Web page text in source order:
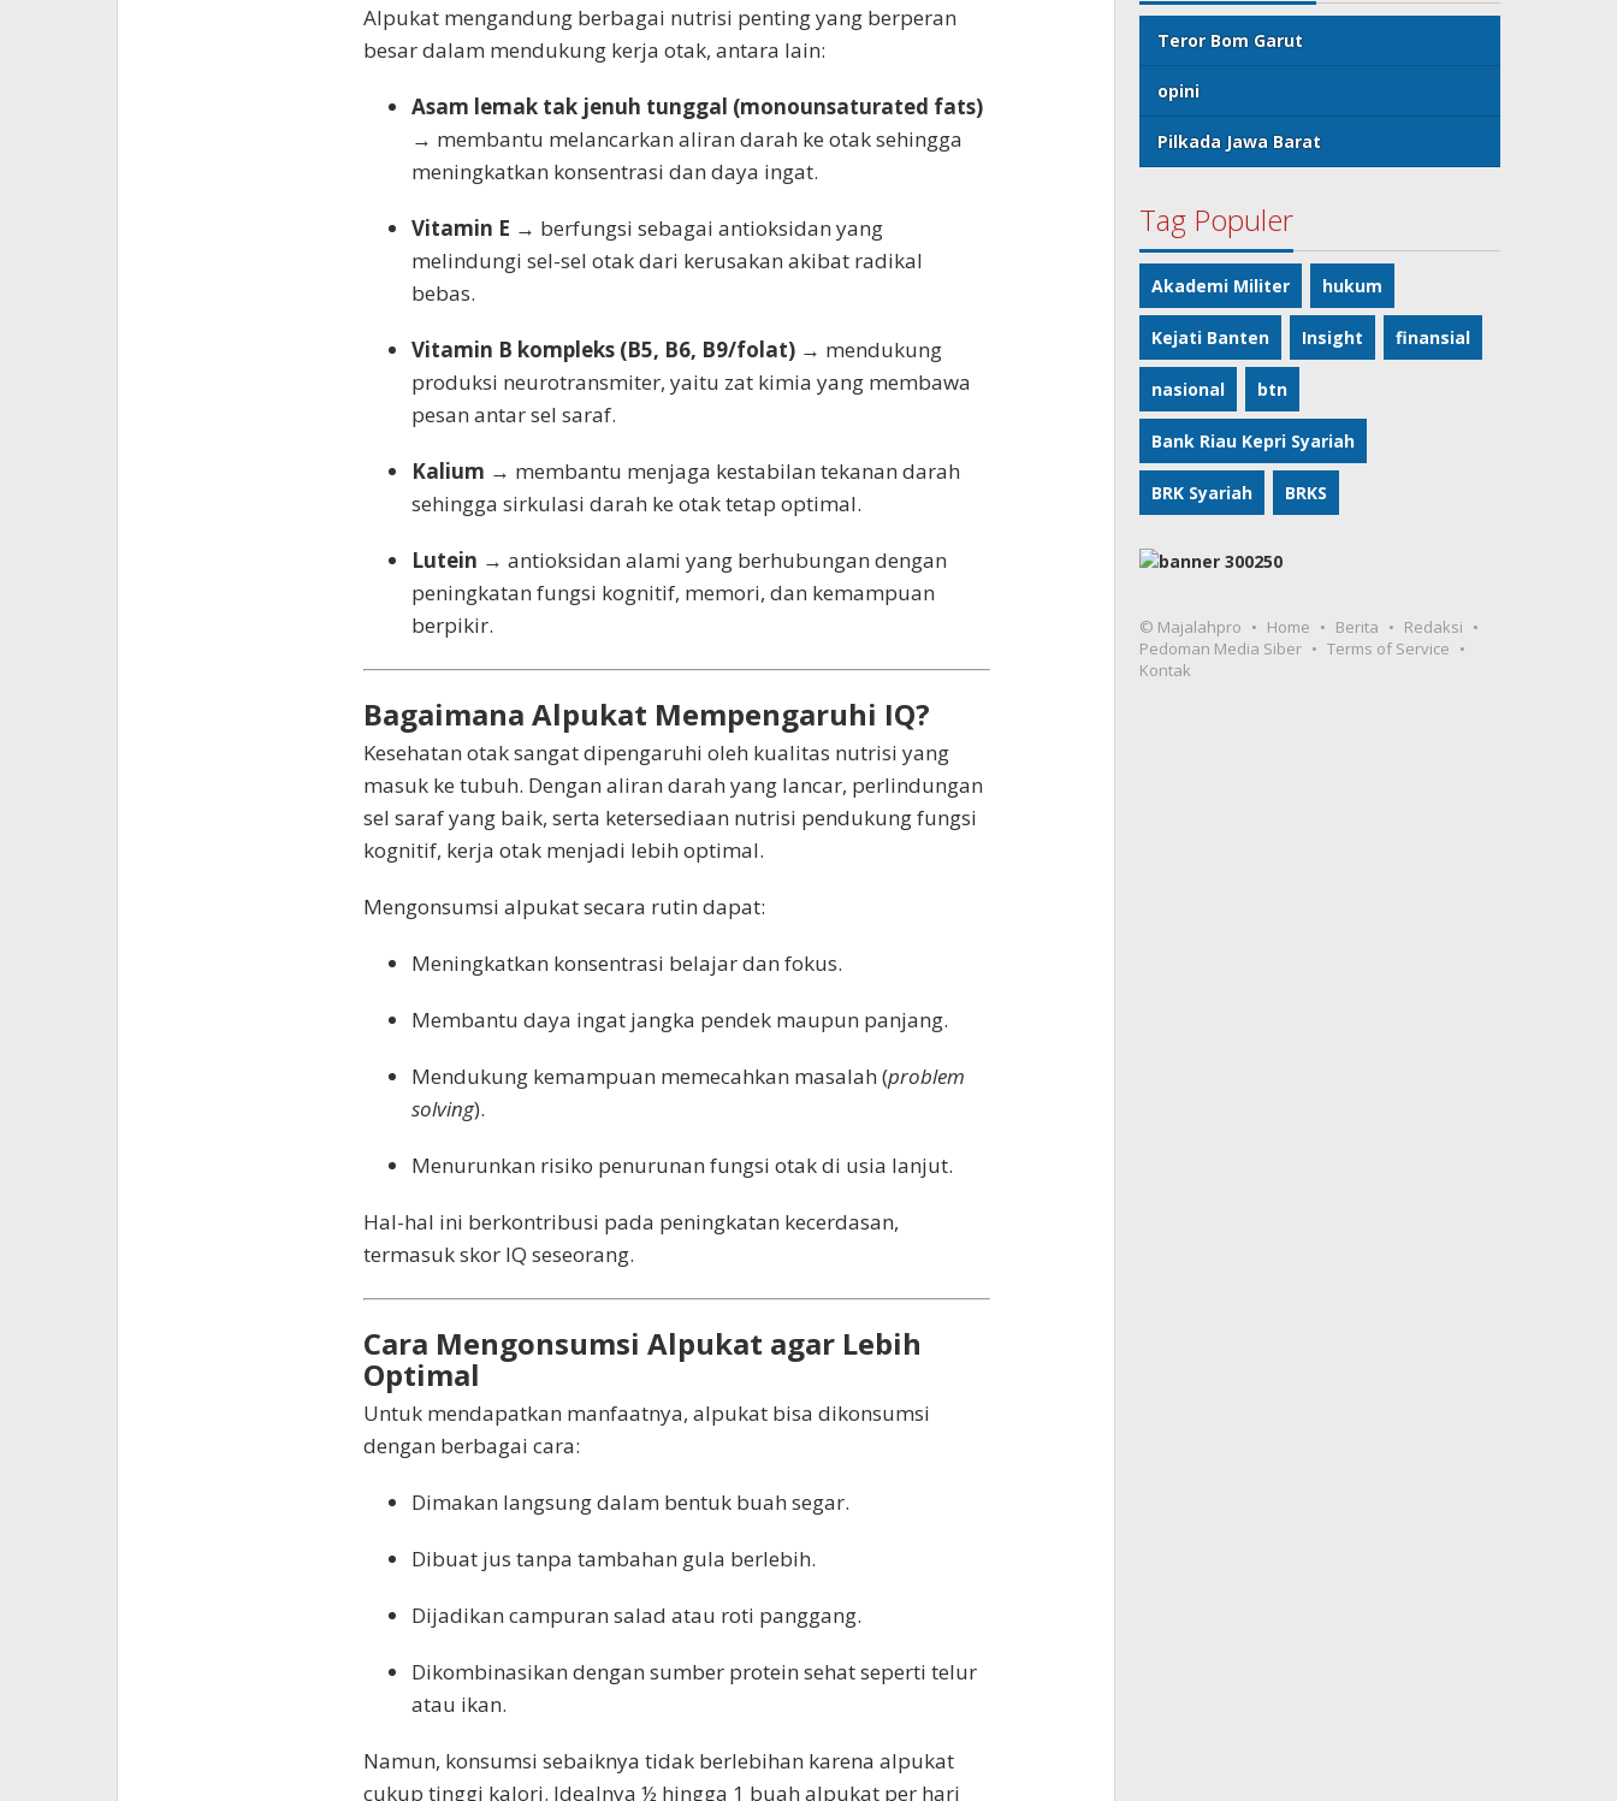
Alpukat mengandung berbagai nutrisi penting yang berperan
besar dalam mendukung kerja otak, antara lain:
Asam lemak tak jenuh tunggal (monounsaturated fats)
→ membantu melancarkan aliran darah ke otak sehingga
meningkatkan konsentrasi dan daya ingat.
Vitamin E → berfungsi sebagai antioksidan yang
melindungi sel-sel otak dari kerusakan akibat radikal
bebas.
Vitamin B kompleks (B5, B6, B9/folat)→ mendukung
produksi neurotransmiter, yaitu zat kimia yang membawa
pesan antar sel saraf.
Kalium → membantu menjaga kestabilan tekanan darah
sehingga sirkulasi darah ke otak tetap optimal.
Lutein → antioksidan alami yang berhubungan dengan
peningkatan fungsi kognitif, memori, dan kemampuan
berpikir.
Bagaimana Alpukat Mempengaruhi IQ?
Kesehatan otak sangat dipengaruhi oleh kualitas nutrisi yang
masuk ke tubuh. Dengan aliran darah yang lancar, perlindungan
sel saraf yang baik, serta ketersediaan nutrisi pendukung fungsi
kognitif, kerja otak menjadi lebih optimal.
Mengonsumsi alpukat secara rutin dapat:
Meningkatkan konsentrasi belajar dan fokus.
Membantu daya ingat jangka pendek maupun panjang.
Mendukung kemampuan memecahkan masalah (problem
solving).
Menurunkan risiko penurunan fungsi otak di usia lanjut.
Hal-hal ini berkontribusi pada peningkatan kecerdasan,
termasuk skor IQ seseorang.
Cara Mengonsumsi Alpukat agar Lebih
Optimal
Untuk mendapatkan manfaatnya, alpukat bisa dikonsumsi
dengan berbagai cara:
Dimakan langsung dalam bentuk buah segar.
Dibuat jus tanpa tambahan gula berlebih.
Dijadikan campuran salad atau roti panggang.
Dikombinasikan dengan sumber protein sehat seperti telur
atau ikan.
Namun, konsumsi sebaiknya tidak berlebihan karena alpukat
cukup tinggi kalori. Idealnya ½ hingga 1 buah alpukat per hari
Teror Bom Garut
opini
Pilkada Jawa Barat
Tag Populer
Akademi Militer hukum
Kejati Banten Insight finansial
nasional btn
Bank Riau Kepri Syariah
BRK Syariah BRKS
© Majalahpro Home Berita
Redaksi
Pedoman Media Siber
Terms of Service
Kontak